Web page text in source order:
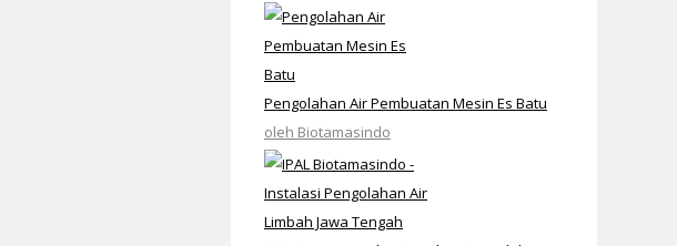
Pengolahan Air Pembuatan Mesin Es Batu
oleh Biotamasindo